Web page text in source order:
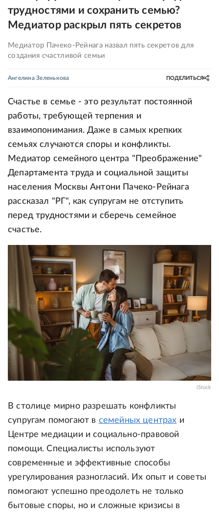
трудностями и сохранить семью?
Медиатор раскрыл пять секретов
Медиатор Пачеко-Рейнага назвал пять секретов для
создания счастливой семьи
Ангелина Зеленькова ПОДЕЛИТЬСЯ
Счастье в семье - это результат постоянной
работы, требующей терпения и
взаимопонимания. Даже в самых крепких
семьях случаются споры и конфликты.
Медиатор семейного центра "Преображение"
Департамента труда и социальной защиты
населения Москвы Антони Пачеко-Рейнага
рассказал "РГ", как супругам не отступить
перед трудностями и сберечь семейное
счастье.
iStock
В столице мирно разрешать конфликты
супругам помогают в семейных центрах и
Центре медиации и социально-правовой
помощи. Специалисты используют
современные и эффективные способы
урегулирования разногласий. Их опыт и советы
помогают успешно преодолеть не только
бытовые споры, но и сложные кризисы в